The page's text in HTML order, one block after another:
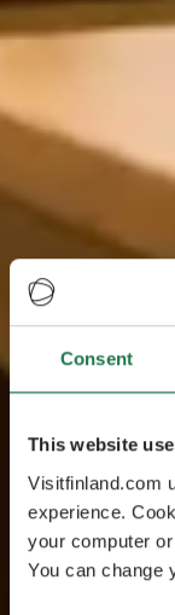
Consent
This website
Visitfinland.com
experience.
your computer
You can change